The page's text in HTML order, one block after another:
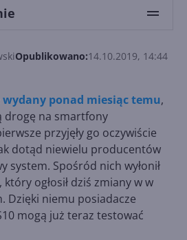
Opublikowano:14.10.2019, 14:44
wydany ponad miesiąc temu,
drogę na smartfony
przyjęły go oczywiście
dotąd niewielu producentów
system. Spośród nich wyłonił
który ogłosił dziś zmiany w w
Dzięki niemu posiadacze
mogą już teraz testować